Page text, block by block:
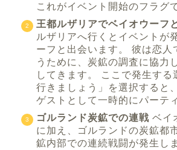
これがイベント開始のフラグ
王都ルザリアでベイオウーフ
ルザリアへ行くとイベントが
ーフと出会います。 彼は恋人
うために、炭鉱の調査に協力
してきます。 ここで発生する
行きましょう」を選択すると
ゲストとして一時的にパーテ
ゴルランド炭鉱での連戦 ベイ
に加え、ゴルランドの炭鉱都
鉱内部での連続戦闘が発生し